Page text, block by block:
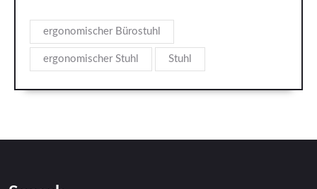
ergonomischer Bürostuhl
ergonomischer Stuhl Stuhl